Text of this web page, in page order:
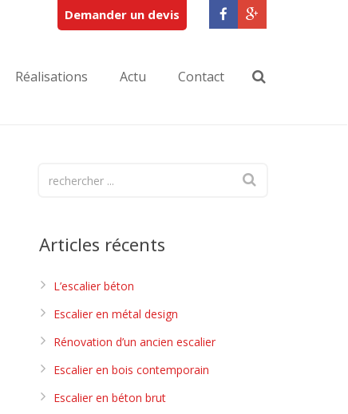
Demander un devis
Réalisations Actu Contact
Articles récents
L’escalier béton
Escalier en métal design
Rénovation d’un ancien escalier
Escalier en bois contemporain
Escalier en béton brut